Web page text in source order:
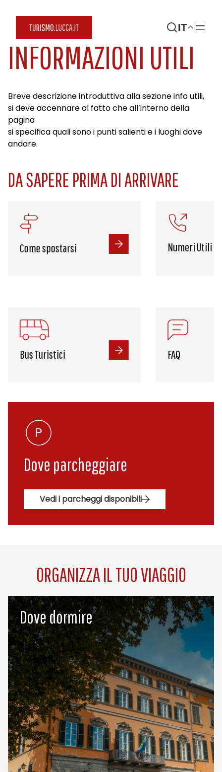
IT
INFORMAZIONI UTILI
Breve descrizione introduttiva alla sezione info utili,
si deve accennare al fatto che all’interno della
pagina
si specifica quali sono i punti salienti e i luoghi dove
andare.
DA SAPERE PRIMA DI ARRIVARE
Come spostarsi Numeri Utili
Bus Turistici FAQ
Dove parcheggiare
Vedi i parcheggi disponibili
ORGANIZZA IL TUO VIAGGIO
Dove dormire